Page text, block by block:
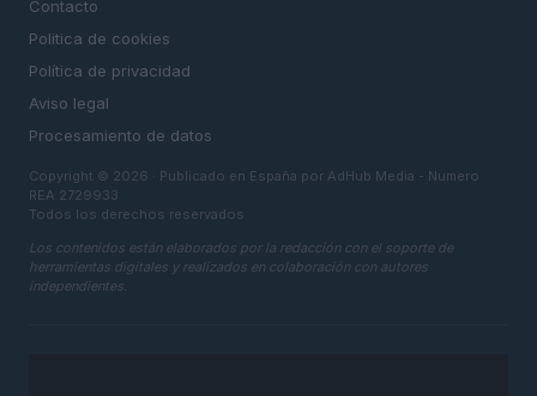
Contacto
Politica de cookies
Política de privacidad
Aviso legal
Procesamiento de datos
Copyright © 2026 · Publicado en España por AdHub Media - Numero
REA 2729933
Todos los derechos reservados
Los contenidos están elaborados por la redacción con el soporte de
herramientas digitales y realizados en colaboración con autores
independientes.